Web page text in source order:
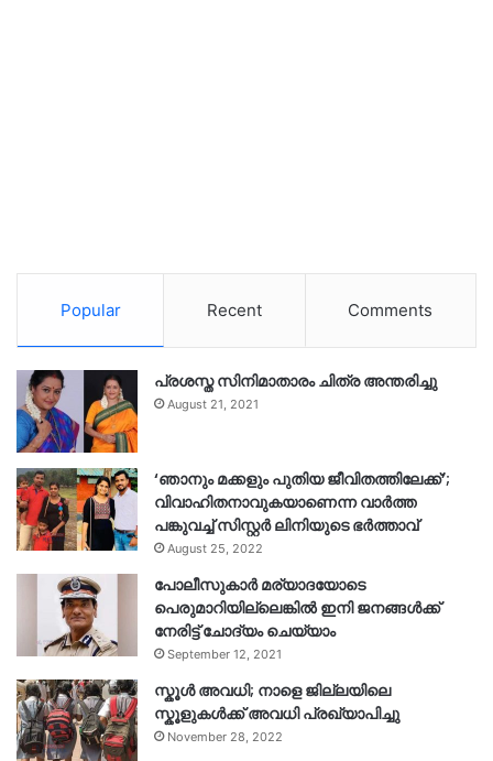
Popular Recent Comments
പ്രശസ്ത സിനിമാതാരം ചിത്ര അന്തരിച്ചു
August 21, 2021
‘ഞാനും മക്കളും പുതിയ ജീവിതത്തിലേക്ക്’;
വിവാഹിതനാവുകയാണെന്ന വാർത്ത
പങ്കുവച്ച് സിസ്റ്റർ ലിനിയുടെ ഭർത്താവ്
August 25, 2022
പോലീസുകാര്‍ മര്യാദയോടെ
പെരുമാറിയില്ലെങ്കില്‍ ഇനി ജനങ്ങള്‍ക്ക്
നേരിട്ട് ചോദ്യം ചെയ്യാം
September 12, 2021
സ്കൂൾ അവധി; നാളെ ജില്ലയിലെ
സ്കൂളുകൾക്ക് അവധി പ്രഖ്യാപിച്ചു
November 28, 2022